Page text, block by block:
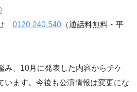
0120-240-540 （通話料無料・平
み、10月に発表した内容からチケ
います。今後も公演情報は変更にな